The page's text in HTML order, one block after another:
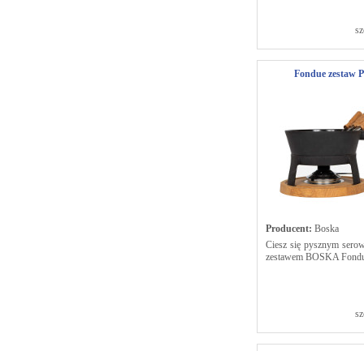
Fondue zestaw
Producent: Boska
Ciesz się pysznym
zestawem BOSKA